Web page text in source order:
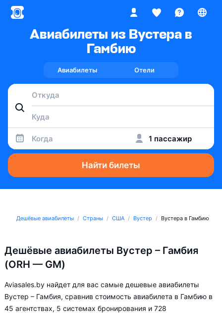
Авиабилеты из Вустера в
Гамбию
Авиабилеты Отели
Когда 1 пассажир
Найти билеты
Дешёвые авиабилеты Страны США Вустер Вустера в Гамбию
Дешёвые авиабилеты Вустер – Гамбия
(ORH — GM)
Aviasales.by найдет для вас самые дешевые авиабилеты
Вустер – Гамбия, сравнив стоимость авиабилета в Гамбию в
45 агентствах, 5 системах бронирования и 728